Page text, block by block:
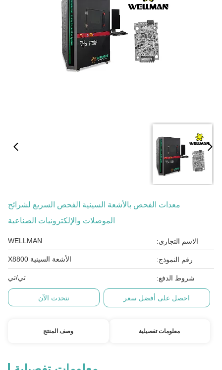
معدات الفحص بالأشعة السينية الفحص السريع لشرائح
الموصلات والإلكترونيات الصناعية
الاسم التجاري: WELLMAN
رقم النموذج: الأشعة السينية X8800
شروط الدفع: تي/تي
احصل على أفضل سعر نتحدث الآن
معلومات تفصيلية وصف المنتج